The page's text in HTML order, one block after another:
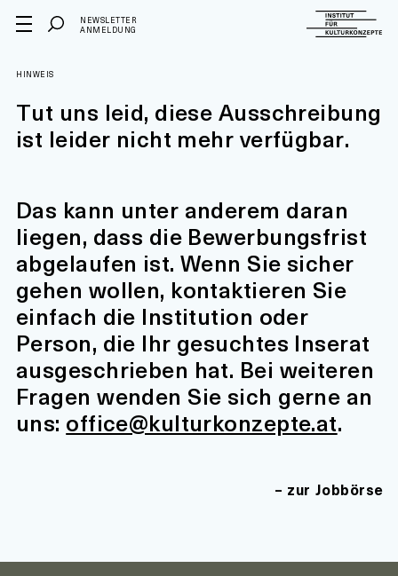
NEWSLETTER
ANMELDUNG
HINWEIS
Tut uns leid, diese Ausschreibung
ist leider nicht mehr verfügbar.
Das kann unter anderem daran
liegen, dass die Bewerbungsfrist
abgelaufen ist. Wenn Sie sicher
gehen wollen, kontaktieren Sie
einfach die Institution oder
Person, die Ihr gesuchtes Inserat
ausgeschrieben hat. Bei weiteren
Fragen wenden Sie sich gerne an
uns: office@kulturkonzepte.at.
zur Jobbörse